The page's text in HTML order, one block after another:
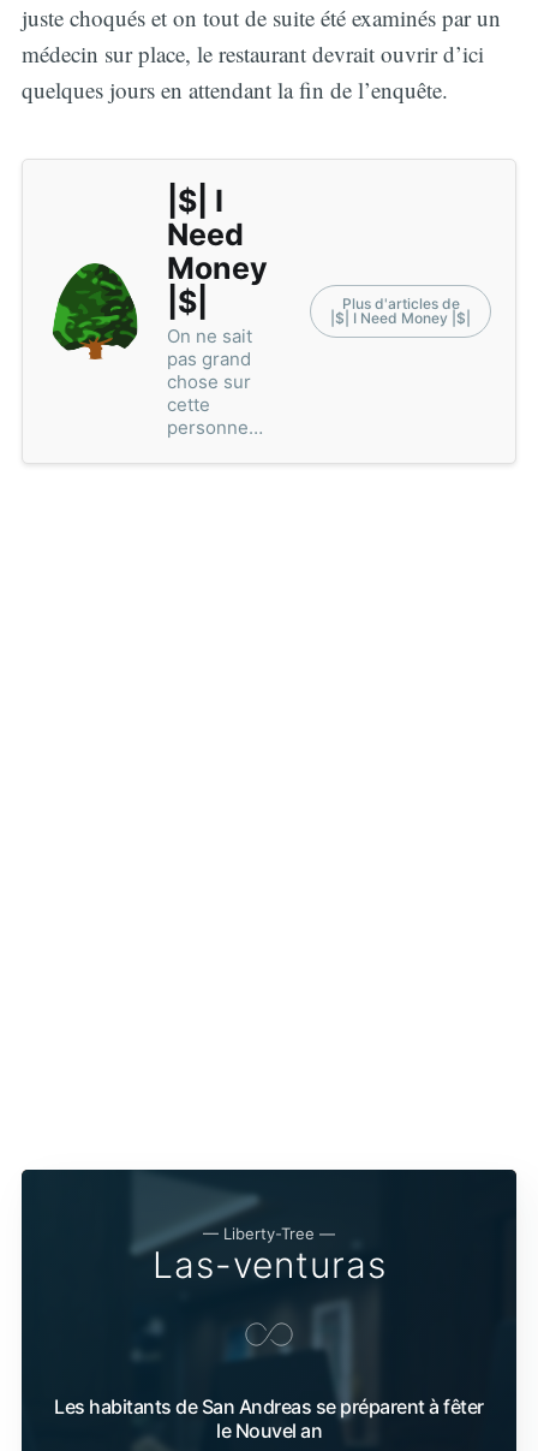
juste choqués et on tout de suite été examinés par un
médecin sur place, le restaurant devrait ouvrir d’ici
quelques jours en attendant la fin de l’enquête.
|$| I
Need
Money
|$|
On ne sait
pas grand
chose sur
cette
personne…
Plus d'articles de
|$| I Need Money |$|
— Liberty-Tree —
Las-venturas
Les habitants de San Andreas se préparent à fêter
le Nouvel an